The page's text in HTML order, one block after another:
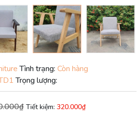
Tình trạng: Còn hàng
Trọng lượng:
Tiết kiệm: 320.000₫